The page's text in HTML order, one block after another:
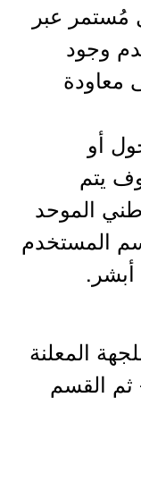
عبر
وجود
أو
يتم
الموحد
المستخدم
أبشر.
المعلنة
ثم القسم